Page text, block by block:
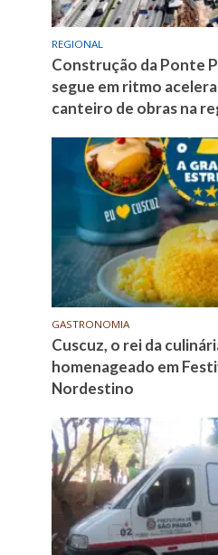
REGIONAL
Construção da Ponte
segue em ritmo
canteiro de obras na
GASTRONOMIA
Cuscuz, o rei da
homenageado em
Nordestino